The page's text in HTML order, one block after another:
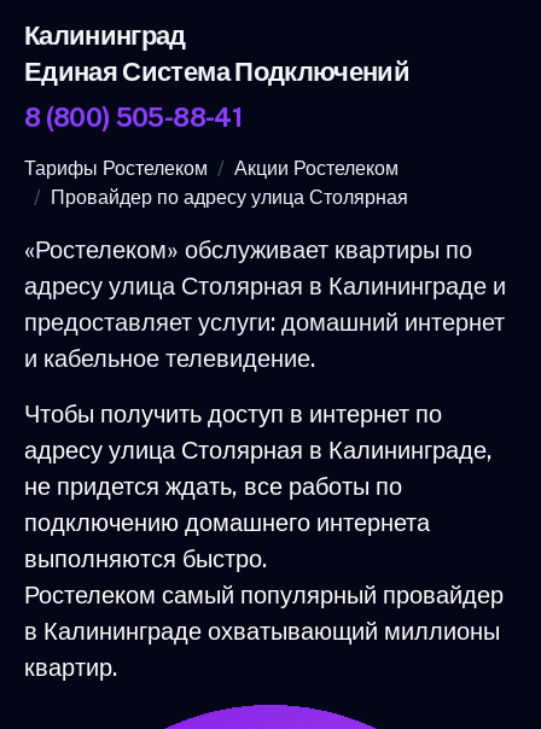
Калининград
Единая Система Подключений
8 (800) 505-88-41
Тарифы Ростелеком
Акции Ростелеком
Провайдер по адресу улица Столярная
«Ростелеком» обслуживает квартиры по
адресу улица Столярная в Калининграде и
предоставляет услуги: домашний интернет
и кабельное телевидение.
Чтобы получить доступ в интернет по
адресу улица Столярная в Калининграде,
не придется ждать, все работы по
подключению домашнего интернета
выполняются быстро.
Ростелеком самый популярный провайдер
в Калининграде охватывающий миллионы
квартир.